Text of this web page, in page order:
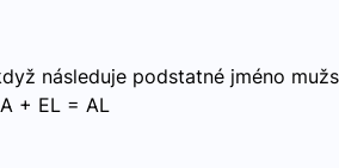
následuje podstatné jméno
+ EL = AL